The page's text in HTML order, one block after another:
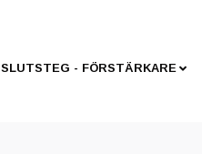
SLUTSTEG - FÖRSTÄRKARE